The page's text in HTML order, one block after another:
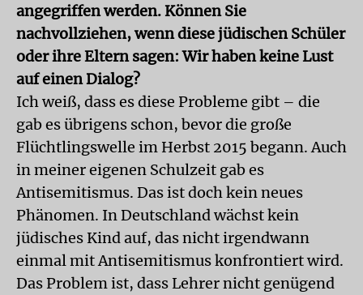
angegriffen werden. Können Sie
nachvollziehen, wenn diese jüdischen Schüler
oder ihre Eltern sagen: Wir haben keine Lust
auf einen Dialog?
Ich weiß, dass es diese Probleme gibt – die
gab es übrigens schon, bevor die große
Flüchtlingswelle im Herbst 2015 begann. Auch
in meiner eigenen Schulzeit gab es
Antisemitismus. Das ist doch kein neues
Phänomen. In Deutschland wächst kein
jüdisches Kind auf, das nicht irgendwann
einmal mit Antisemitismus konfrontiert wird.
Das Problem ist, dass Lehrer nicht genügend